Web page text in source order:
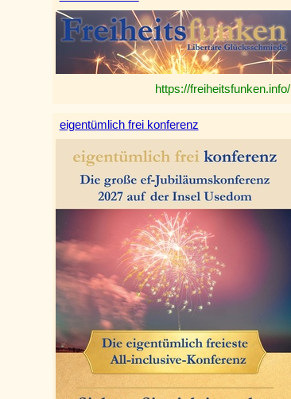
https://freiheitsfunken.info/
eigentümlich frei konferenz